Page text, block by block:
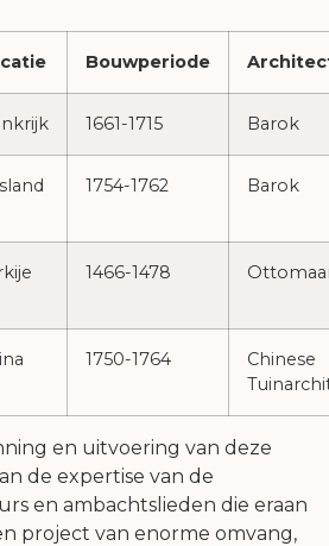
Bouwperiode
1661-1715 Barok
1754-1762 Barok
1466-1478
1750-1764
Chinese
en uitvoering van deze
de expertise van de
en ambachtslieden die eraan
project van enorme omvang,